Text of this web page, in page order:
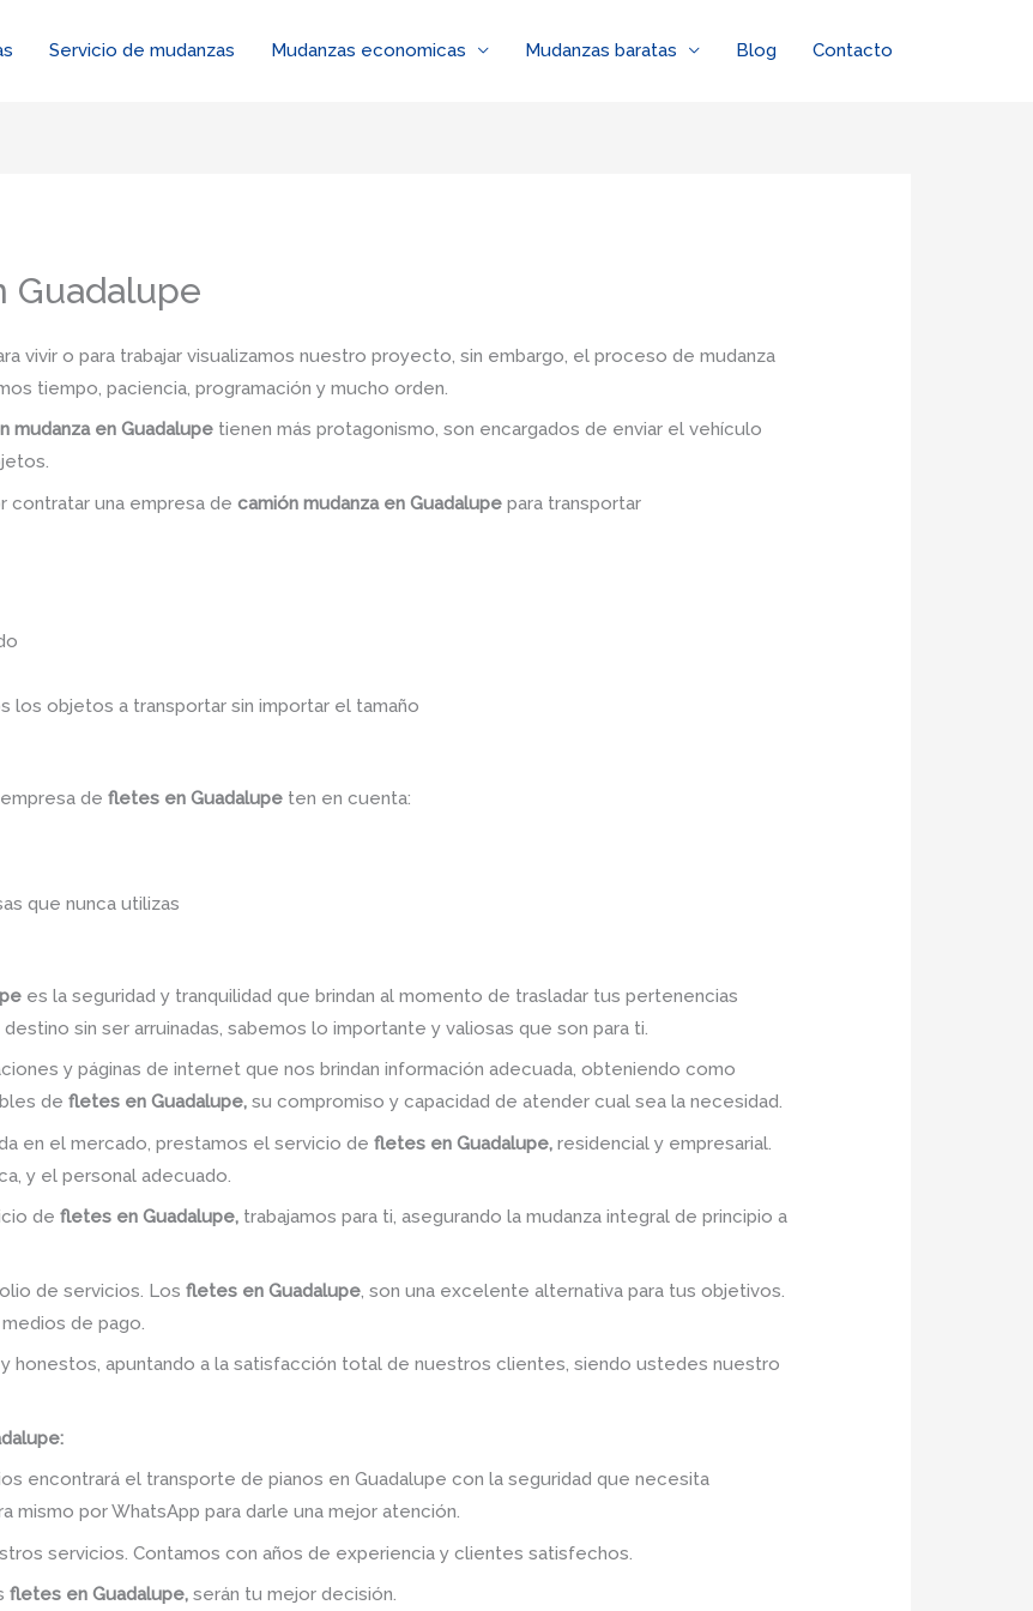
Servicio de mudanzas Mudanzas economicas Mudanzas baratas Blog Contacto
Guadalupe
vivir o para trabajar visualizamos nuestro proyecto, sin embargo, el proceso de mudanza
tiempo, paciencia, programación y mucho orden.
mudanza en Guadalupe tienen más protagonismo, son encargados de enviar el vehículo
contratar una empresa decamión mudanza en Guadalupepara transportar
los objetos a transportar sin importar el tamaño
empresa defletes en Guadalupe ten en cuenta:
que nunca utilizas
es la seguridad y tranquilidad que brindan al momento de trasladar tus pertenencias
sin ser arruinadas, sabemos lo importante y valiosas que son para ti.
y páginas de internet que nos brindan información adecuada, obteniendo como
defletes en Guadalupe,su compromiso y capacidad de atender cual sea la necesidad.
en el mercado, prestamos el servicio defletes en Guadalupe, residencial y empresarial.
y el personal adecuado.
defletes en Guadalupe, trabajamos para ti, asegurando la mudanza integral de principio a
de servicios. Losfletes en Guadalupe , son una excelente alternativa para tus objetivos.
de pago.
honestos, apuntando a la satisfacción total de nuestros clientes, siendo ustedes nuestro
encontrará el transporte de pianos en Guadalupe con la seguridad que necesita
mismo por WhatsApp para darle una mejor atención.
servicios. Contamos con años de experiencia y clientes satisfechos.
fletes en Guadalupe,serán tu mejor decisión.